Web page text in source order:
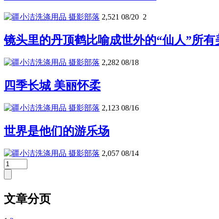
摄影部落 2,521 08/20 2
镜头里的丹顶鹤比喻成世外的“仙人”所有
摄影部落 2,282 08/18
四季长城 美丽怀柔
摄影部落 2,123 08/16
世界是他们的游乐场
摄影部落 2,057 08/14
文章分页